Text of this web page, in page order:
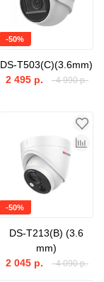
-50%
DS-T503(C)(3.6mm)
4 990 р.
2 495 р.
-50%
DS-T213(B) (3.6
mm)
4 090 р.
2 045 р.